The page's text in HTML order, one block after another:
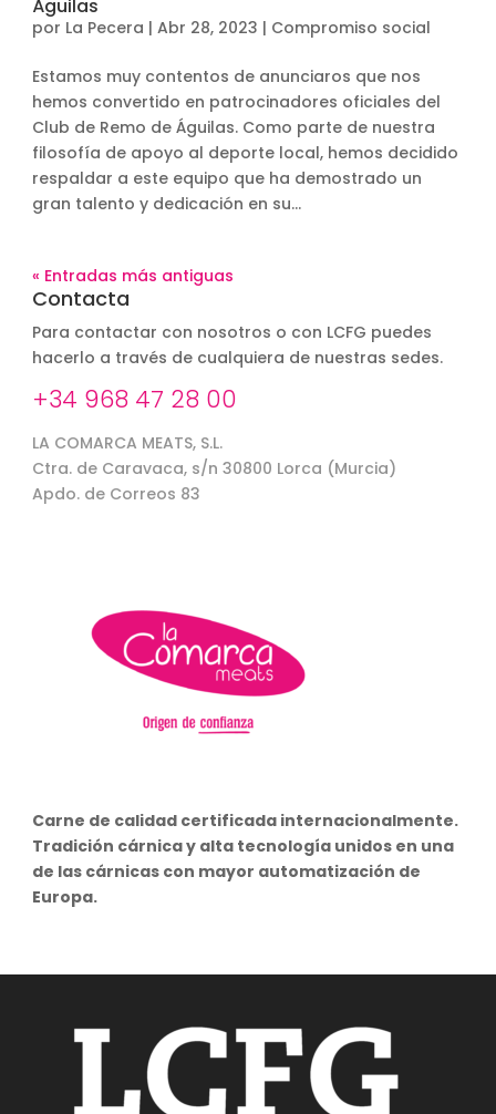
Águilas
por La Pecera |Abr 28, 2023 | Compromiso social
Estamos muy contentos de anunciaros que nos
hemos convertido en patrocinadores oficiales del
Club de Remo de Águilas. Como parte de nuestra
filosofía de apoyo al deporte local, hemos decidido
respaldar a este equipo que ha demostrado un
gran talento y dedicación en su...
« Entradas más antiguas
Contacta
Para contactar con nosotros o con LCFG puedes
hacerlo a través de cualquiera de nuestras sedes.
+34 968 47 28 00
LA COMARCA MEATS, S.L.
Ctra. de Caravaca, s/n 30800 Lorca (Murcia)
Apdo. de Correos 83
Carne de calidad certificada internacionalmente.
Tradición cárnica y alta tecnología unidos en una
de las cárnicas con mayor automatización de
Europa.